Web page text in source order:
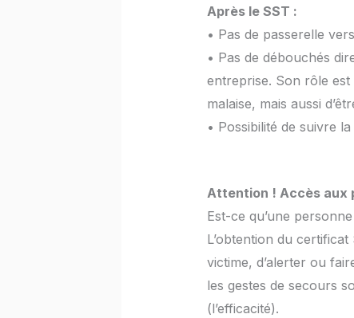
Après le SST :
• Pas de passerelle
• Pas de débouchés
entreprise. Son rôle est
malaise, mais aussi
• Possibilité de suivre
Attention ! Accès aux
Est-ce qu’une
L’obtention du
victime, d’alerter ou
les gestes de secours
(l’efficacité).